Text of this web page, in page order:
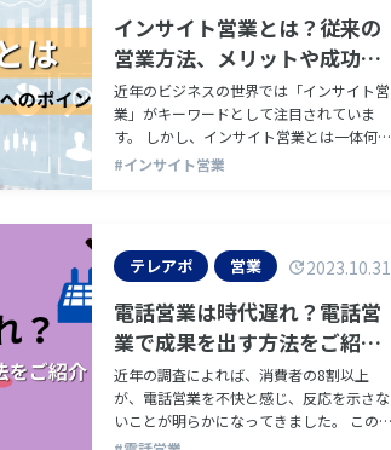
インサイト営業とは？従来の
営業方法、メリットや成功さ
せるポイント
近年のビジネスの世界では「インサイト営
業」がキーワードとして注目されていま
す。 しかし、インサイト営業とは一体何な
のでしょうか？ なぜこれほどまでに注目さ
#インサイト営業
テレアポ 営業 2023.10.31
電話営業は時代遅れ？電話営
業で成果を出す方法をご紹
介！
近年の調査によれば、消費者の8割以上
が、電話営業を不快と感じ、反応を示さな
いことが明らかになってきました。 この数
字からも、電話営業の効果が低下している